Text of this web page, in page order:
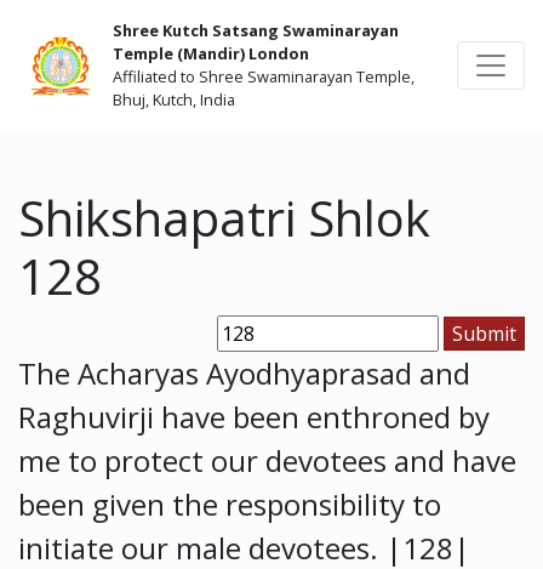
Shree Kutch Satsang Swaminarayan
Temple (Mandir) London
Affiliated to Shree Swaminarayan Temple,
Bhuj, Kutch, India
Shikshapatri Shlok
128
The Acharyas Ayodhyaprasad and
Raghuvirji have been enthroned by
me to protect our devotees and have
been given the responsibility to
initiate our male devotees. |128|